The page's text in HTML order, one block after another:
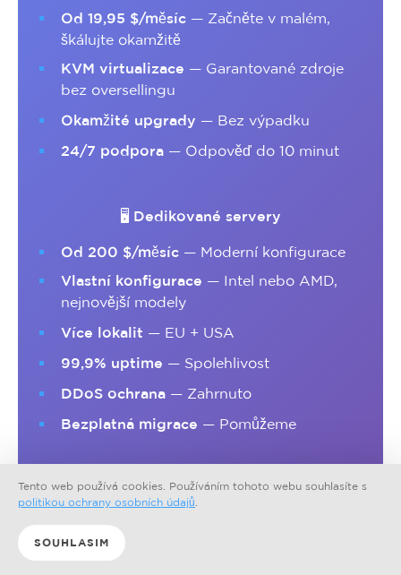
Od 19,95 $/měsíc — Začněte v malém,
škálujte okamžitě
KVM virtualizace — Garantované zdroje
bez oversellingu
Okamžité upgrady — Bez výpadku
24/7 podpora — Odpověď do 10 minut
🖥️ Dedikované servery
Od 200 $/měsíc — Moderní konfigurace
Vlastní konfigurace — Intel nebo AMD,
nejnovější modely
Více lokalit — EU + USA
99,9% uptime — Spolehlivost
DDoS ochrana — Zahrnuto
Bezplatná migrace — Pomůžeme
Tento web používá cookies. Používáním tohoto webu souhlasíte s
politikou ochrany osobních údajů
SOUHLASIM